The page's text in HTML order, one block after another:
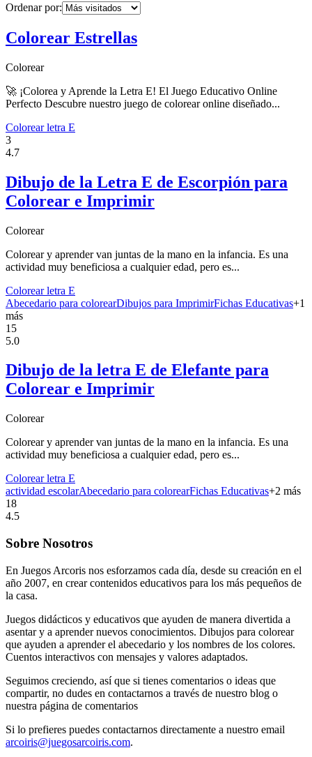
Ordenar por:
Colorear Estrellas
Colorear
🚀 ¡Colorea y Aprende la Letra E! El Juego Educativo Online
Perfecto Descubre nuestro juego de colorear online diseñado...
Colorear letra E
3
4.7
Dibujo de la Letra E de Escorpión para
Colorear e Imprimir
Colorear
Colorear y aprender van juntas de la mano en la infancia. Es una
actividad muy beneficiosa a cualquier edad, pero es...
Colorear letra E
Abecedario para colorearDibujos para ImprimirFichas Educativas+1
más
15
5.0
Dibujo de la letra E de Elefante para
Colorear e Imprimir
Colorear
Colorear y aprender van juntas de la mano en la infancia. Es una
actividad muy beneficiosa a cualquier edad, pero es...
Colorear letra E
actividad escolarAbecedario para colorearFichas Educativas+2 más
18
4.5
Sobre Nosotros
En Juegos Arcoris nos esforzamos cada día, desde su creación en el
año 2007, en crear contenidos educativos para los más pequeños de
la casa.
Juegos didácticos y educativos que ayuden de manera divertida a
asentar y a aprender nuevos conocimientos. Dibujos para colorear
que ayuden a aprender el abecedario y los nombres de los colores.
Cuentos interactivos con mensajes y valores adaptados.
Seguimos creciendo, así que si tienes comentarios o ideas que
compartir, no dudes en contactarnos a través de nuestro blog o
nuestra página de comentarios
Si lo prefieres puedes contactarnos directamente a nuestro email
arcoiris@juegosarcoiris.com.